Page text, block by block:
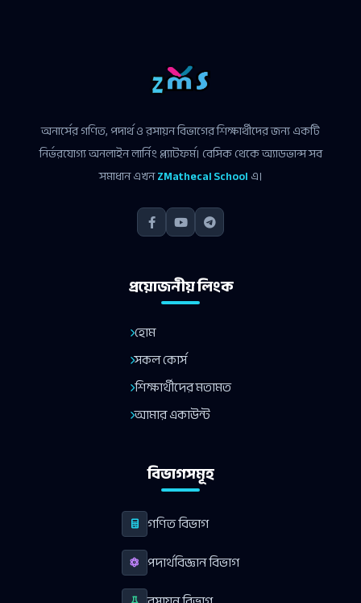
অনার্সের গণিত, পদার্থ ও রসায়ন বিভাগের শিক্ষার্থীদের জন্য একটি
নির্ভরযোগ্য অনলাইন লার্নিং প্ল্যাটফর্ম। বেসিক থেকে অ্যাডভান্স সব
সমাধান এখনZMathecal Schoolএ।
প্রয়োজনীয় লিংক
হোম
সকল কোর্স
শিক্ষার্থীদের মতামত
আমার একাউন্ট
বিভাগসমূহ
গণিত বিভাগ
পদার্থবিজ্ঞান বিভাগ